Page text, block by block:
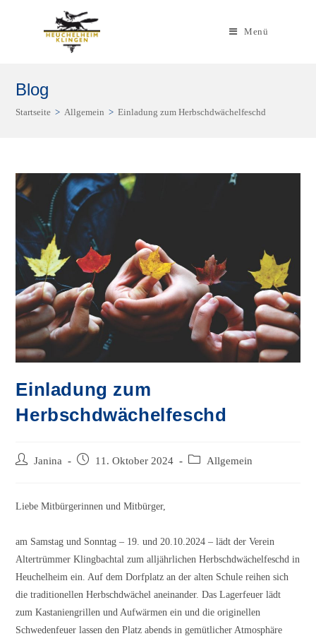
Menü
Blog
Startseite > Allgemein > Einladung zum Herbschdwächelfeschd
Einladung zum
Herbschdwächelfeschd
Beitrags-
Janina
Beitrag11. Oktober 2024
Beitrags-Allgemein
Liebe Mitbürgerinnen und Mitbürger,
am Samstag und Sonntag – 19. und 20.10.2024 – lädt der Verein
Altertrümmer Klingbachtal zum alljährlichen Herbschdwächelfeschd in
Heuchelheim ein. Auf dem Dorfplatz an der alten Schule reihen sich
die traditionellen Herbschdwächel aneinander. Das Lagerfeuer lädt
zum Kastaniengrillen und Aufwärmen ein und die originellen
Schwedenfeuer lassen den Platz abends in gemütlicher Atmosphäre